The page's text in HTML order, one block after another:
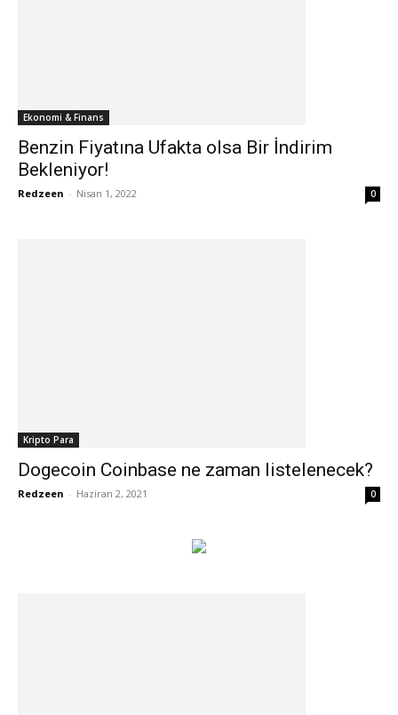
Ekonomi & Finans
Benzin Fiyatına Ufakta olsa Bir İndirim
Bekleniyor!
Redzeen - Nisan 1, 2022 0
Kripto Para
Dogecoin Coinbase ne zaman listelenecek?
Redzeen - Haziran 2, 2021 0